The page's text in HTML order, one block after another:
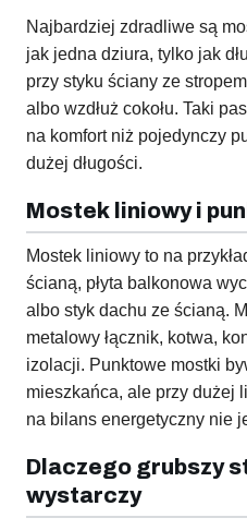
Najbardziej zdradliwe są
jak jedna dziura, tylko jak
przy styku ściany ze
albo wzdłuż cokołu. Taki
na komfort niż pojedynczy
dużej długości.
Mostek liniowy i
Mostek liniowy to na
ścianą, płyta balkonowa
albo styk dachu ze ścianą.
metalowy łącznik, kotwa,
izolacji. Punktowe mostki
mieszkańca, ale przy dużej
na bilans energetyczny nie
Dlaczego grubszy
wystarczy